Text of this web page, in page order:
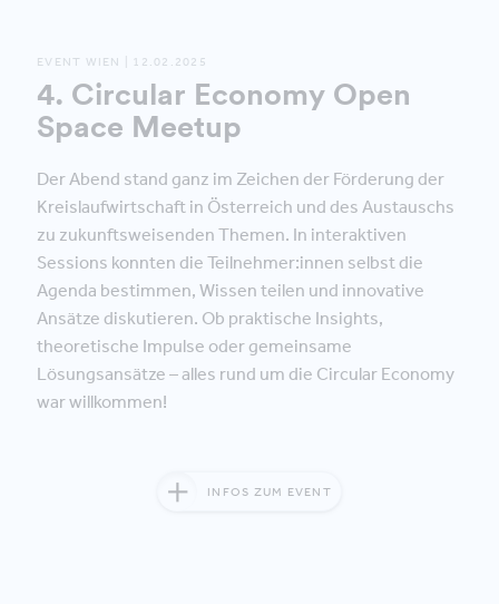
EVENT WIEN | 12.02.2025
4. Circular Economy Open
Space Meetup
Der Abend stand ganz im Zeichen der Förderung der
Kreislaufwirtschaft in Österreich und des Austauschs
zu zukunftsweisenden Themen. In interaktiven
Sessions konnten die Teilnehmer:innen selbst die
Agenda bestimmen, Wissen teilen und innovative
Ansätze diskutieren. Ob praktische Insights,
theoretische Impulse oder gemeinsame
Lösungsansätze – alles rund um die Circular Economy
war willkommen!
INFOS ZUM EVENT